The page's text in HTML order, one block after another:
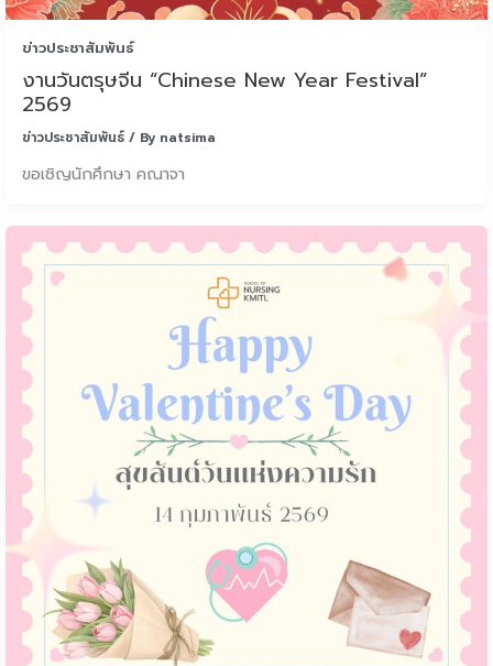
ข่าวประชาสัมพันธ์
งานวันตรุษจีน “Chinese New Year Festival”
2569
ข่าวประชาสัมพันธ์ / By natsima
ขอเชิญนักศึกษา คณาจา